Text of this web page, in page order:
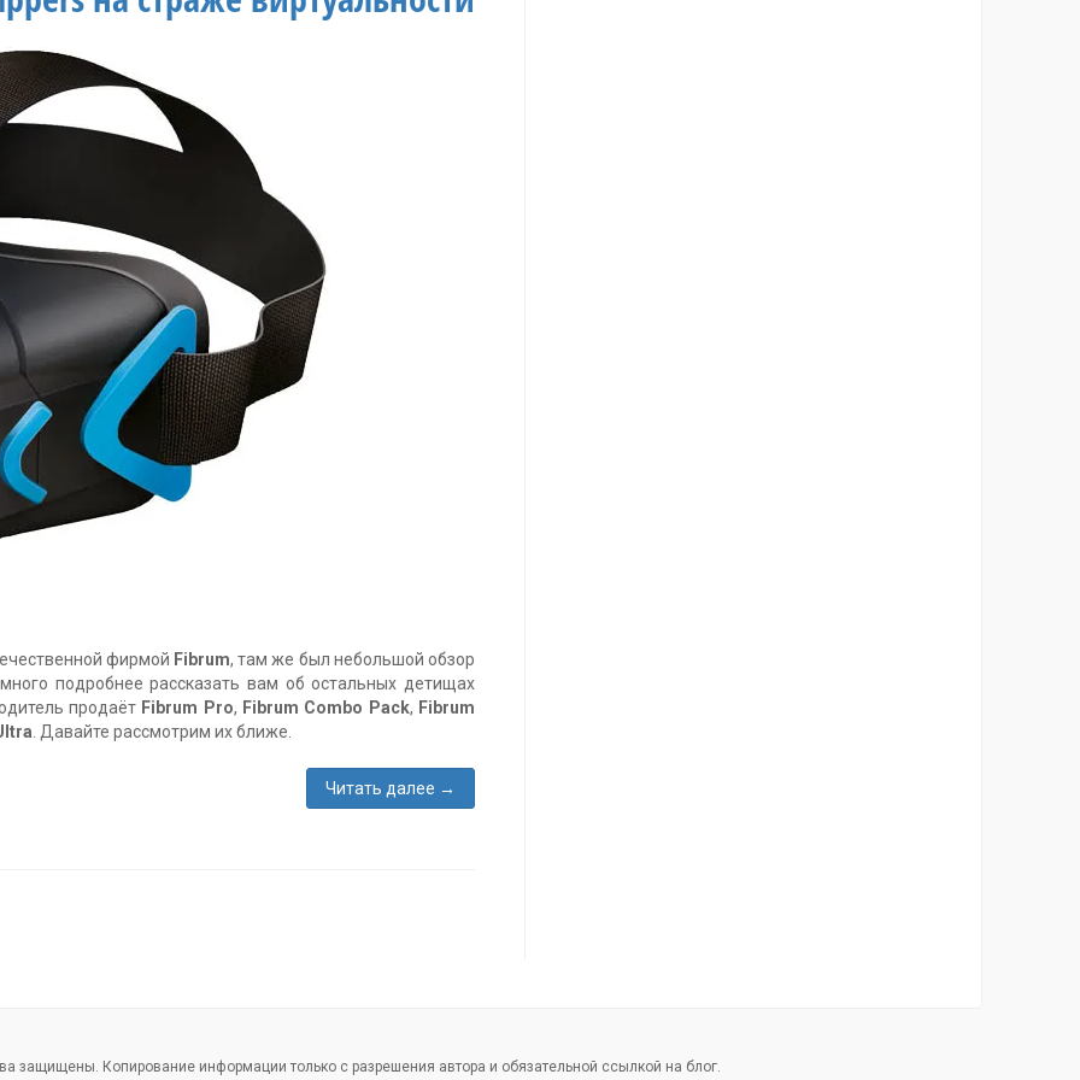
фирмой Fibrum, там же был небольшой обзор
подробнее рассказать вам об остальных детищах
продаёт Fibrum Pro, Fibrum Combo Pack, Fibrum
. Давайте рассмотрим их ближе.
Читать далее →
защищены. Копирование информации только с разрешения автора и обязательной ссылкой на блог.